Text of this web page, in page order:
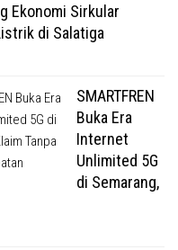
Ekonomi Sirkular
di Salatiga
SMARTFREN
Buka Era
Internet
Unlimited 5G
di Semarang,